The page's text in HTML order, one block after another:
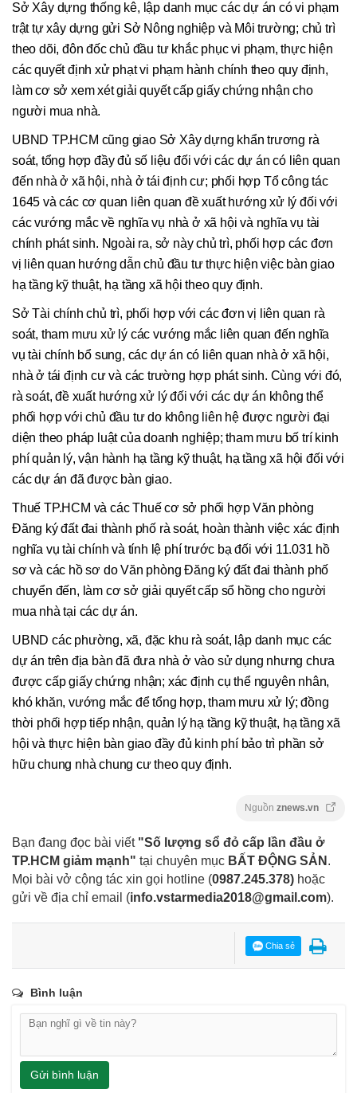
Sở Xây dựng thống kê, lập danh mục các dự án có vi phạm
trật tự xây dựng gửi Sở Nông nghiệp và Môi trường; chủ trì
theo dõi, đôn đốc chủ đầu tư khắc phục vi phạm, thực hiện
các quyết định xử phạt vi phạm hành chính theo quy định,
làm cơ sở xem xét giải quyết cấp giấy chứng nhận cho
người mua nhà.
UBND TP.HCM cũng giao Sở Xây dựng khẩn trương rà
soát, tổng hợp đầy đủ số liệu đối với các dự án có liên quan
đến nhà ở xã hội, nhà ở tái định cư; phối hợp Tổ công tác
1645 và các cơ quan liên quan đề xuất hướng xử lý đối với
các vướng mắc về nghĩa vụ nhà ở xã hội và nghĩa vụ tài
chính phát sinh. Ngoài ra, sở này chủ trì, phối hợp các đơn
vị liên quan hướng dẫn chủ đầu tư thực hiện việc bàn giao
hạ tầng kỹ thuật, hạ tầng xã hội theo quy định.
Sở Tài chính chủ trì, phối hợp với các đơn vị liên quan rà
soát, tham mưu xử lý các vướng mắc liên quan đến nghĩa
vụ tài chính bổ sung, các dự án có liên quan nhà ở xã hội,
nhà ở tái định cư và các trường hợp phát sinh. Cùng với đó,
rà soát, đề xuất hướng xử lý đối với các dự án không thể
phối hợp với chủ đầu tư do không liên hệ được người đại
diện theo pháp luật của doanh nghiệp; tham mưu bố trí kinh
phí quản lý, vận hành hạ tầng kỹ thuật, hạ tầng xã hội đối với
các dự án đã được bàn giao.
Thuế TP.HCM và các Thuế cơ sở phối hợp Văn phòng
Đăng ký đất đai thành phố rà soát, hoàn thành việc xác định
nghĩa vụ tài chính và tính lệ phí trước bạ đối với 11.031 hồ
sơ và các hồ sơ do Văn phòng Đăng ký đất đai thành phố
chuyển đến, làm cơ sở giải quyết cấp sổ hồng cho người
mua nhà tại các dự án.
UBND các phường, xã, đặc khu rà soát, lập danh mục các
dự án trên địa bàn đã đưa nhà ở vào sử dụng nhưng chưa
được cấp giấy chứng nhận; xác định cụ thể nguyên nhân,
khó khăn, vướng mắc để tổng hợp, tham mưu xử lý; đồng
thời phối hợp tiếp nhận, quản lý hạ tầng kỹ thuật, hạ tầng xã
hội và thực hiện bàn giao đầy đủ kinh phí bảo trì phần sở
hữu chung nhà chung cư theo quy định.
Nguồn znews.vn
Bạn đang đọc bài viết "Số lượng sổ đỏ cấp lần đầu ở
TP.HCM giảm mạnh" tại chuyên mục BẤT ĐỘNG SẢN .
Mọi bài vở cộng tác xin gọi hotline (0987.245.378) hoặc
gửi về địa chỉ email (info.vstarmedia2018@gmail.com).
Chia sẻ
Bình luận
Gửi bình luận